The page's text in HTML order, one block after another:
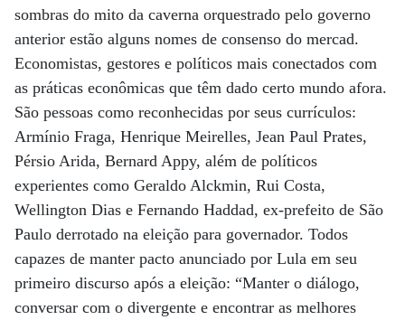
sombras do mito da caverna orquestrado pelo governo
anterior estão alguns nomes de consenso do mercad.
Economistas, gestores e políticos mais conectados com
as práticas econômicas que têm dado certo mundo afora.
São pessoas como reconhecidas por seus currículos:
Armínio Fraga, Henrique Meirelles, Jean Paul Prates,
Pérsio Arida, Bernard Appy, além de políticos
experientes como Geraldo Alckmin, Rui Costa,
Wellington Dias e Fernando Haddad, ex-prefeito de São
Paulo derrotado na eleição para governador. Todos
capazes de manter pacto anunciado por Lula em seu
primeiro discurso após a eleição: “Manter o diálogo,
conversar com o divergente e encontrar as melhores